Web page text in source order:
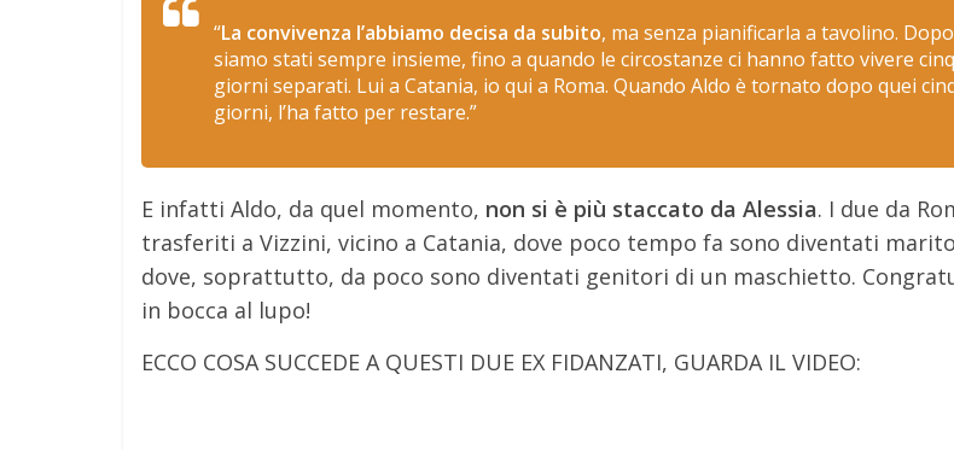
“La convivenza l’abbiamo decisa da subito, ma senza pianificarla a tavolino.
siamo stati sempre insieme, fino a quando le circostanze ci hanno fatto vivere
giorni separati. Lui a Catania, io qui a Roma. Quando Aldo è tornato dopo quei
giorni, l’ha fatto per restare.”
E infatti Aldo, da quel momento, non si è più staccato da Alessia. I due da
trasferiti a Vizzini, vicino a Catania, dove poco tempo fa sono diventati
dove, soprattutto, da poco sono diventati genitori di un maschietto.
in bocca al lupo!
ECCO COSA SUCCEDE A QUESTI DUE EX FIDANZATI, GUARDA IL VIDEO: